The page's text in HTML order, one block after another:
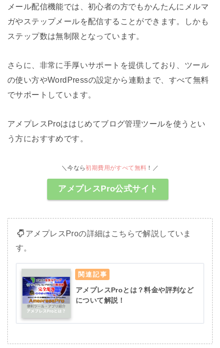
メール配信機能では、初心者の方でもかんたんにメルマ
ガやステップメールを配信することができます。しかも
ステップ数は無制限となっています。
さらに、非常に手厚いサポートを提供しており、ツール
の使い方やWordPressの設定から連動まで、すべて無料
でサポートしています。
アメプレスProははじめてブログ管理ツールを使うとい
う方におすすめです。
＼今なら初期費用がすべて無料 ！／
アメプレスPro公式サイト
アメプレスProの詳細はこちらで解説していま
す。
アメプレスProとは？料金や評判など
について解説！